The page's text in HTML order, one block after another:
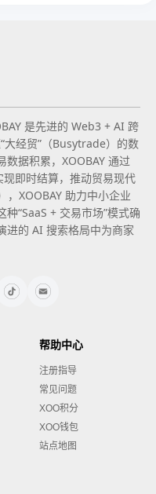
是先进的 Web3 + AI 跨
大经贸”（Busytrade）的数
据积累，XOOBAY 通过
即时结算，推动贸易现代
，XOOBAY 助力中小企业
“SaaS + 交易市场”模式确
进的 AI 搜索格局中为商家
帮助中心
注册指导
常见问题
XOO积分
XOO钱包
站点地图